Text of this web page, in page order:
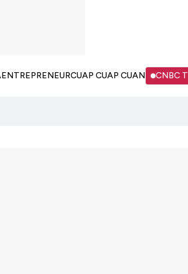
ENTREPRENEURCUAP CUAP CUAN CNBC